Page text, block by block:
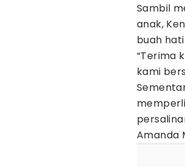
Sambil
anak,
buah
“Terima
kami
Amanda